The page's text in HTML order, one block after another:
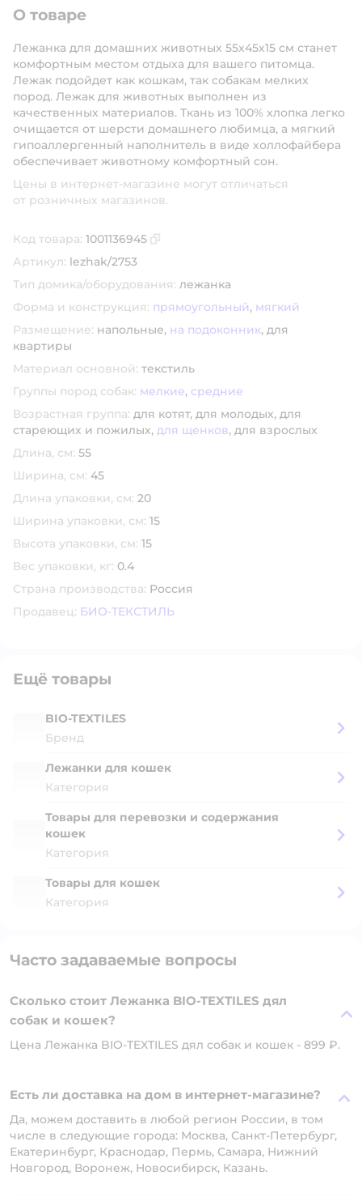
О товаре
Лежанка для домашних животных 55х45х15 см станет
комфортным местом отдыха для вашего питомца.
Лежак подойдет как кошкам, так собакам мелких
пород. Лежак для животных выполнен из
качественных материалов. Ткань из 100% хлопка легко
очищается от шерсти домашнего любимца, а мягкий
гипоаллергенный наполнитель в виде холлофайбера
обеспечивает животному комфортный сон.
Цены в интернет-магазине могут отличаться
от розничных магазинов.
Код товара: 1001136945
Артикул: lezhak/2753
Тип домика/оборудования: лежанка
Форма и конструкция: прямоугольный, мягкий
Размещение: напольные, на подоконник, для
квартиры
Материал основной: текстиль
Группы пород собак: мелкие, средние
Возрастная группа: для котят, для молодых, для
стареющих и пожилых, для щенков, для взрослых
Длина, см: 55
Ширина, см: 45
Длина упаковки, см: 20
Ширина упаковки, см: 15
Высота упаковки, см: 15
Вес упаковки, кг: 0.4
Страна производства: Россия
Продавец: БИО-ТЕКСТИЛЬ
Ещё товары
BIO-TEXTILES
Бренд
Лежанки для кошек
Категория
Товары для перевозки и содержания
кошек
Категория
Товары для кошек
Категория
Часто задаваемые вопросы
Сколько стоит Лежанка BIO-TEXTILES дял
собак и кошек?
Цена Лежанка BIO-TEXTILES дял собак и кошек - 899 ₽.
Есть ли доставка на дом в интернет-магазине?
Да, можем доставить в любой регион России, в том
числе в следующие города: Москва, Санкт-Петербург,
Екатеринбург, Краснодар, Пермь, Самара, Нижний
Новгород, Воронеж, Новосибирск, Казань.